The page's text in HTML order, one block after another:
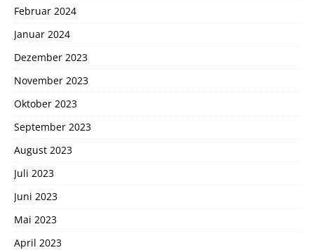
Februar 2024
Januar 2024
Dezember 2023
November 2023
Oktober 2023
September 2023
August 2023
Juli 2023
Juni 2023
Mai 2023
April 2023